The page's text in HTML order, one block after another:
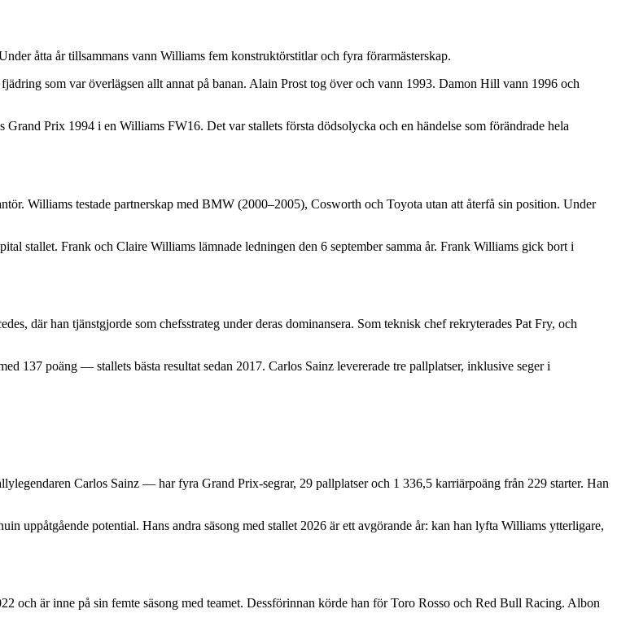
åtta år tillsammans vann Williams fem konstruktörstitlar och fyra förarmästerskap.
som var överlägsen allt annat på banan. Alain Prost tog över och vann 1993. Damon Hill vann 1996 och
Prix 1994 i en Williams FW16. Det var stallets första dödsolycka och en händelse som förändrade hela
Williams testade partnerskap med BMW (2000–2005), Cosworth och Toyota utan att återfå sin position. Under
stallet. Frank och Claire Williams lämnade ledningen den 6 september samma år. Frank Williams gick bort i
där han tjänstgjorde som chefsstrateg under deras dominansera. Som teknisk chef rekryterades Pat Fry, och
137 poäng — stallets bästa resultat sedan 2017. Carlos Sainz levererade tre pallplatser, inklusive seger i
Carlos Sainz — har fyra Grand Prix-segrar, 29 pallplatser och 1 336,5 karriärpoäng från 229 starter. Han
uppåtgående potential. Hans andra säsong med stallet 2026 är ett avgörande år: kan han lyfta Williams ytterligare,
och är inne på sin femte säsong med teamet. Dessförinnan körde han för Toro Rosso och Red Bull Racing. Albon